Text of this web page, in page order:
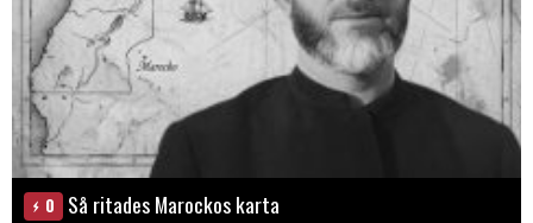
0 Så ritades Marockos karta